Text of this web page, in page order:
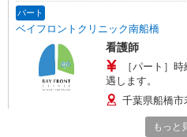
年支給
パート
ベイフロントクリニック南船橋
看護師
［パート］
遇します。
千葉県船橋
ングパーク らら
もっと